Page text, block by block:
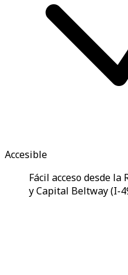
Accesible
Fácil acceso desde la
y Capital Beltway (I-